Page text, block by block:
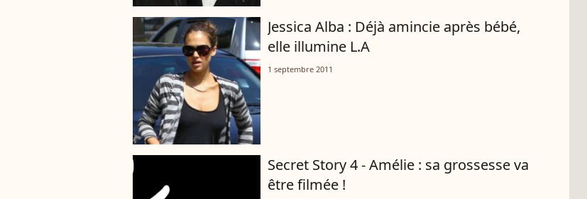
Jessica Alba : Déjà amincie après bébé,
elle illumine L.A
1 septembre 2011
Secret Story 4 - Amélie : sa grossesse va
être filmée !